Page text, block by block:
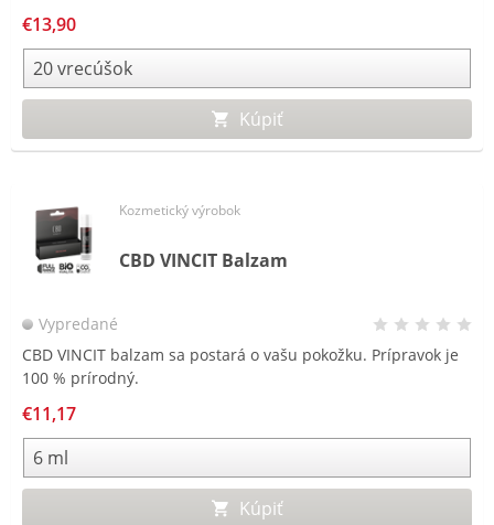
tukmi a cukrami.
€13,90
Kúpiť
Kozmetický výrobok
CBD VINCIT Balzam
Vypredané
CBD VINCIT balzam sa postará o vašu pokožku. Prípravok je
100 % prírodný.
€11,17
Kúpiť